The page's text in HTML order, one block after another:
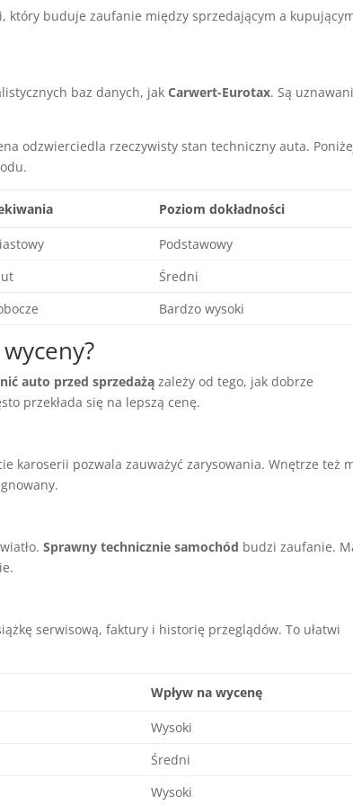
który buduje zaufanie między sprzedającym a
baz danych, jakCarwert-Eurotax. Są uznawani
odzwierciedla rzeczywisty stan techniczny auta.
Poziom dokładności
Podstawowy
Średni
Bardzo wysoki
auto przed sprzedażą zależy od tego, jak dobrze
przekłada się na lepszą cenę.
karoserii pozwala zauważyć zarysowania. Wnętrze też
Sprawny technicznie samochód budzi zaufanie.
serwisową, faktury i historię przeglądów. To ułatwi
Wpływ na wycenę
Wysoki
Średni
Wysoki